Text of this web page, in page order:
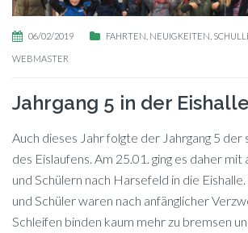
06/02/2019 FAHRTEN NEUIGKEITEN
WEBMASTER
Jahrgang 5 in der Eishalle
Auch die­ses Jahr folg­te der Jahr­gang 5 der
des Eis­lau­fens. Am 25.01. ging es da­her mit
und Schü­lern nach Har­se­feld in die
und Schü­ler wa­ren nach an­fäng­li­cher
Schlei­fen bin­den kaum mehr zu brem­sen